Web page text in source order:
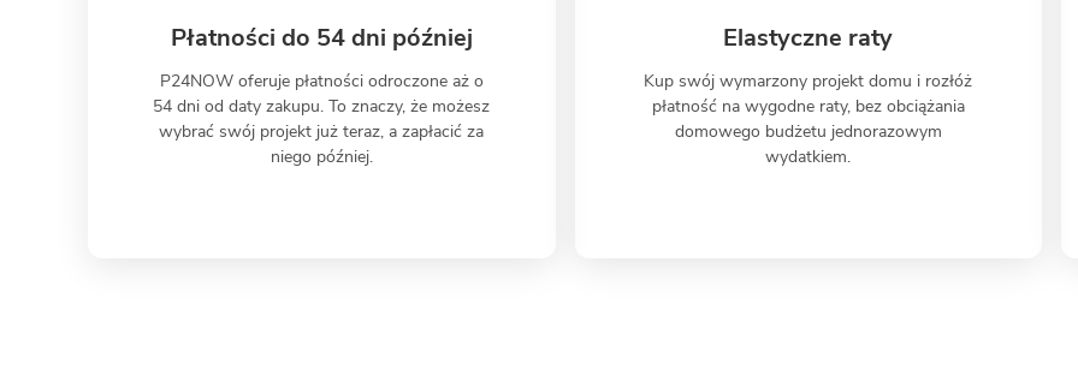
Płatności do 54 dni później
P24NOW oferuje płatności odroczone aż o
54 dni od daty zakupu. To znaczy, że możesz
wybrać swój projekt już teraz, a zapłacić za
niego później.
Elastyczne raty
Kup swój wymarzony projekt domu i rozłóż
płatność na wygodne raty, bez obciążania
domowego budżetu jednorazowym
wydatkiem.